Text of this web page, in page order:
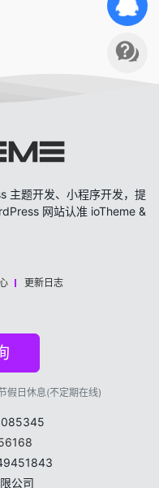
主题开发、小程序开发，提
网站认准 ioTheme &
更新日志
假日休息(不定期在线)
公司